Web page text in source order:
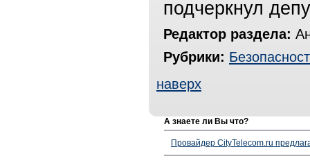
подчеркнул
Редактор раздела:
Рубрики:
наверх
А знаете ли Вы что?
Провайдер CityTelecom.ru